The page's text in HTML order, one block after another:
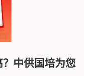
中供国培为您